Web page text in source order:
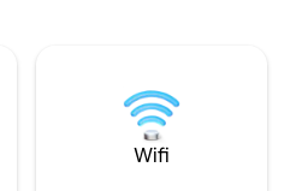
Wifi